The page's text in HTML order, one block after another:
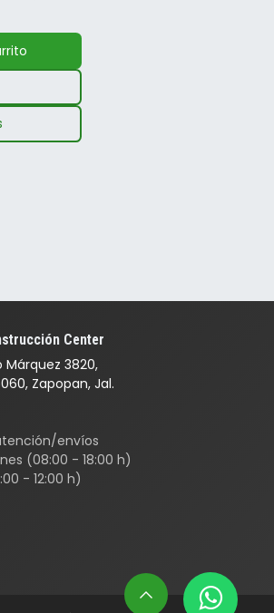
Center
Márquez 3820,
Zapopan, Jal.
envíos
(08:00 - 18:00 h)
- 12:00 h)